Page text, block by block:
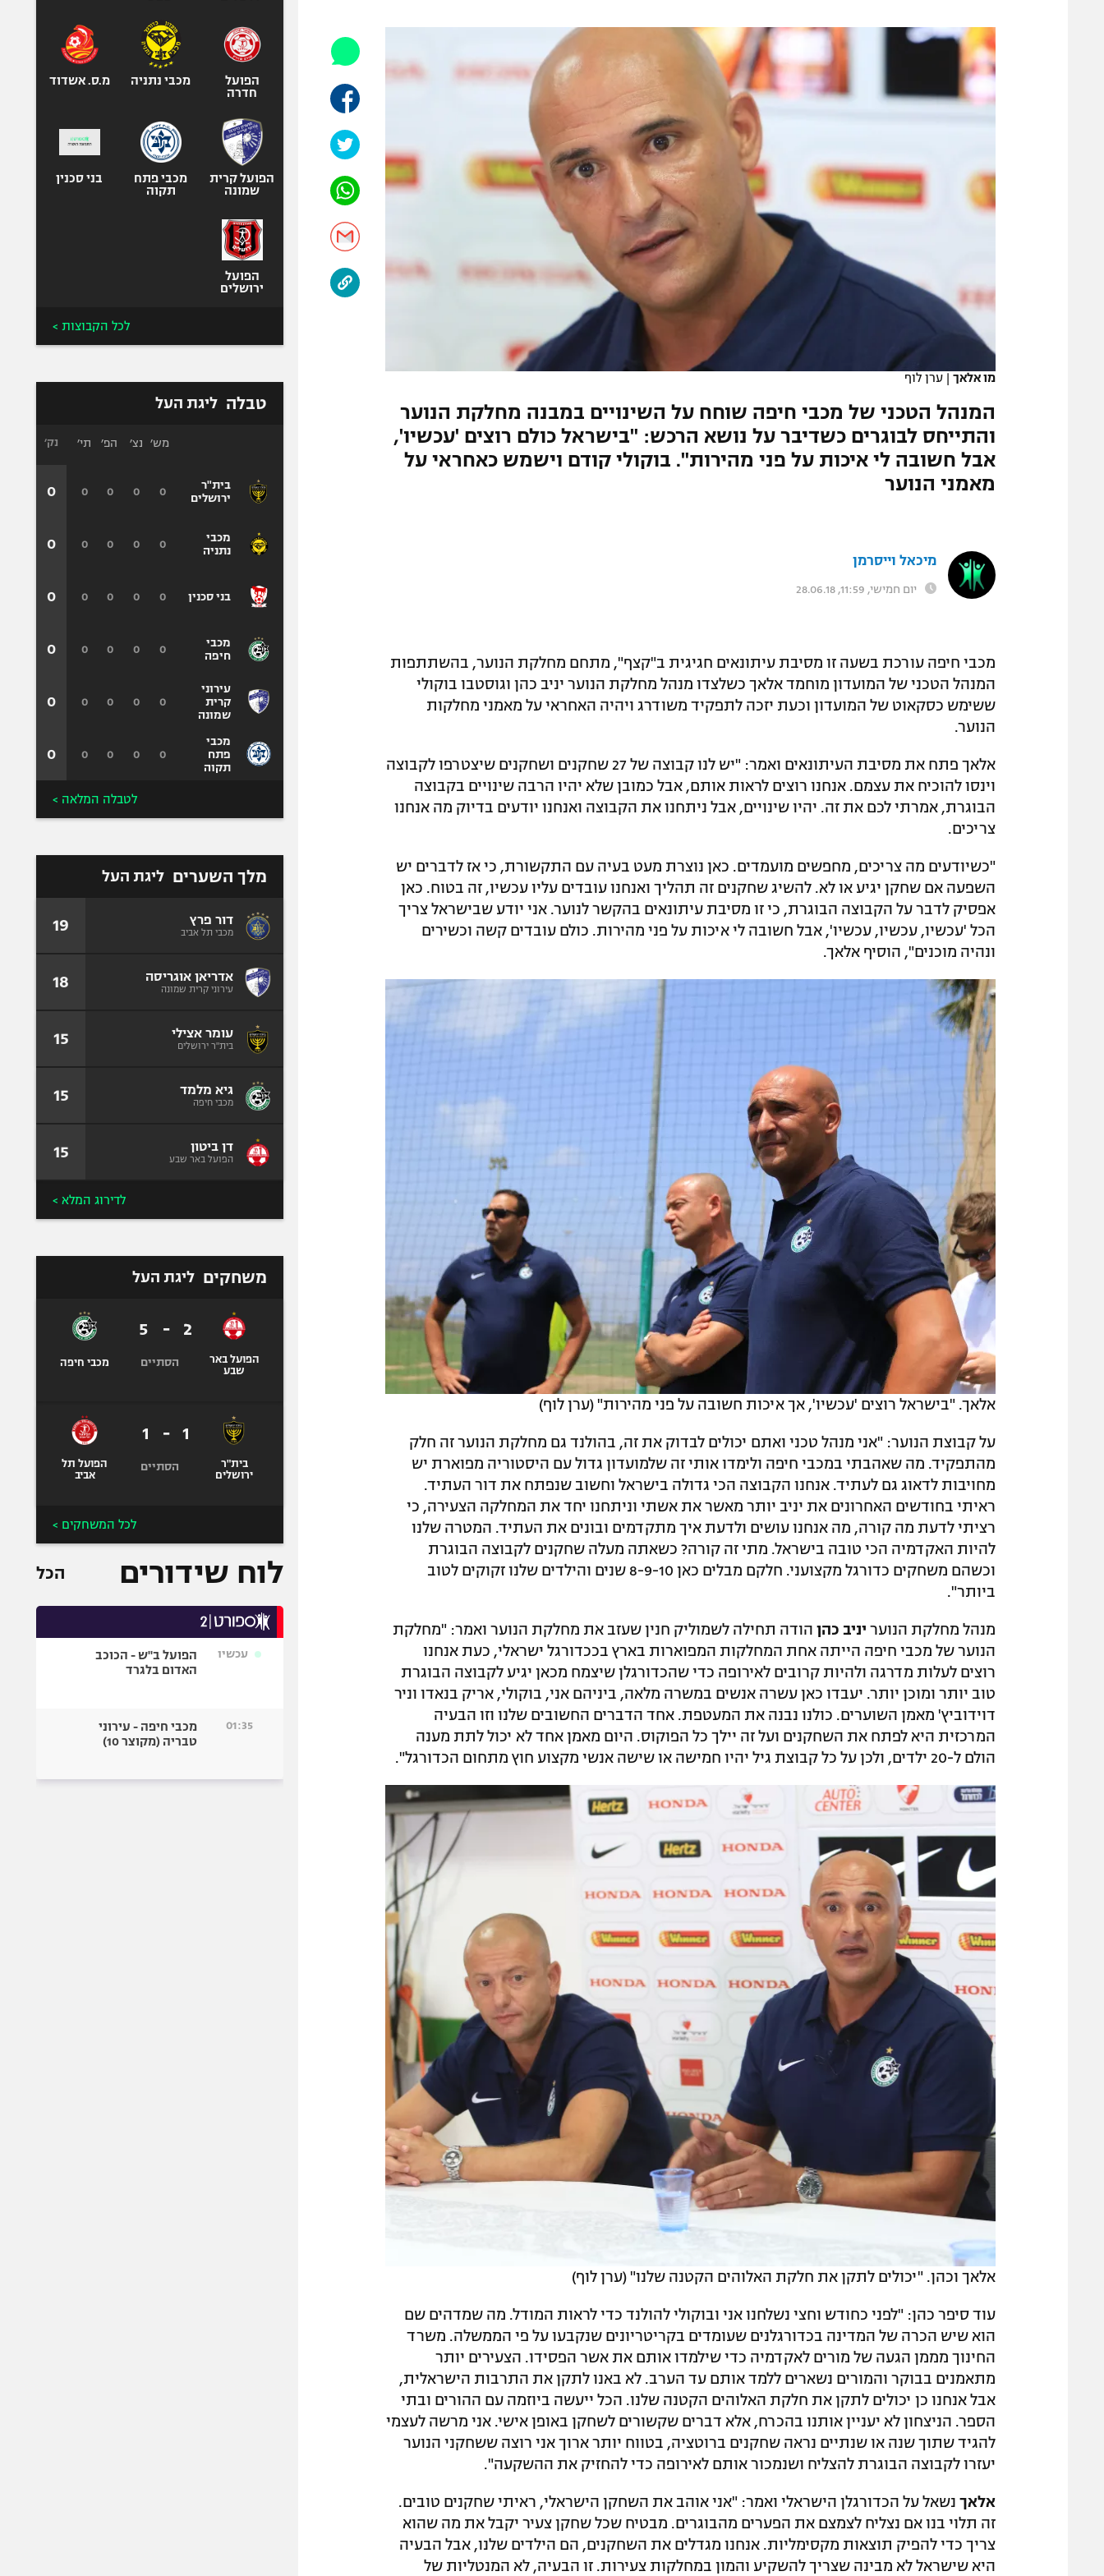
תקנון משתתפים וזוכים בפרסים
תקנון עבור פעילות אלקטרה
תקנון עבור פעילות ספורט 1 – "מרלן"
תנאי שימוש
מדיניות פרטיות
רשיון להקרנה פומבית לבית עסק
הצטרפות לחבילת הערוצים
לוח דרושים – ג'ובנט
תגיות
המגזין
הפועל תל אביב
הפועל חיפה
הפועל באר שבע
מכבי נתניה
בני יהודה
ליגה סינית
ליגה ברזילאית
ליגות נוספות
אופניים
ספורט מוטורי
כדורמים
בייסבול MLB
ספורט אתגרי
אומנויות לחימה
מו אלאך | ערן לוף
המנהל הטכני של מכבי חיפה שוחח על השינויים במבנה מחלקת הנוער
והתייחס לבוגרים כשדיבר על נושא הרכש: "בישראל כולם רוצים 'עכשיו',
אבל חשובה לי איכות על פני מהירות". בוקולי קודם וישמש כאחראי על
מאמני הנוער
מיכאל וייסרמן
יום חמישי, 11:59, 28.06.18
מכבי חיפה עורכת בשעה זו מסיבת עיתונאים חגיגית ב"קצף", מתחם מחלקת הנוער, בהשתתפות
המנהל הטכני של המועדון מוחמד אלאך כשלצדו מנהל מחלקת הנוער יניב כהן וגוסטבו בוקולי
ששימש כסקאוט של המועדון וכעת יזכה לתפקיד משודרג ויהיה האחראי על מאמני מחלקות
הנוער.
אלאך פתח את מסיבת העיתונאים ואמר: "יש לנו קבוצה של 27 שחקנים ושחקנים שיצטרפו לקבוצה
וינסו להוכיח את עצמם. אנחנו רוצים לראות אותם, אבל כמובן שלא יהיו הרבה שינויים בקבוצה
הבוגרת, אמרתי לכם את זה. יהיו שינויים, אבל ניתחנו את הקבוצה ואנחנו יודעים בדיוק מה אנחנו
צריכים.
"כשיודעים מה צריכים, מחפשים מועמדים. כאן נוצרת מעט בעיה עם התקשורת, כי אז לדברים יש
השפעה אם שחקן יגיע או לא. להשיג שחקנים זה תהליך ואנחנו עובדים עליו עכשיו, זה בטוח. כאן
אפסיק לדבר על הקבוצה הבוגרת, כי זו מסיבת עיתונאים בהקשר לנוער. אני יודע שבישראל צריך
הכל 'עכשיו, עכשיו, עכשיו', אבל חשובה לי איכות על פני מהירות. כולם עובדים קשה וכשירים
ונהיה מוכנים", הוסיף אלאך.
אלאך. "בישראל רוצים 'עכשיו', אך איכות חשובה על פני מהירות" (ערן לוף)
על קבוצת הנוער: "אני מנהל טכני ואתם יכולים לבדוק את זה, בהולנד גם מחלקת הנוער זה חלק
מהתפקיד. מה שאהבתי במכבי חיפה ולימדו אותי זה שלמועדון גדול עם היסטוריה מפוארת יש
מחויבות לדאוג גם לעתיד. אנחנו הקבוצה הכי גדולה בישראל וחשוב שנפתח את דור העתיד.
ראיתי בחודשים האחרונים את יניב יותר מאשר את אשתי וניתחנו יחד את המחלקה הצעירה, כי
רציתי לדעת מה קורה, מה אנחנו עושים ולדעת איך מתקדמים ובונים את העתיד. המטרה שלנו
להיות האקדמיה הכי טובה בישראל. מתי זה קורה? כשאתה מעלה שחקנים לקבוצה הבוגרת
וכשהם משחקים כדורגל מקצועני. חלקם מבלים כאן 8-9-10 שנים והילדים שלנו זקוקים לטוב
ביותר".
מנהל מחלקת הנוער יניב כהן הודה תחילה לשמוליק חנין שעזב את מחלקת הנוער ואמר: "מחלקת
הנוער של מכבי חיפה הייתה אחת המחלקות המפוארות בארץ בככדורגל ישראלי, כעת אנחנו
רוצים לעלות מדרגה ולהיות קרובים לאירופה כדי שהכדורגלן שיצמח מכאן יגיע לקבוצה הבוגרת
טוב יותר ומוכן יותר. יעבדו כאן עשרה אנשים במשרה מלאה, ביניהם אני, בוקולי, אריק בנאדו וניר
דוידוביץ' מאמן השוערים. כולנו נבנה את המעטפת. אחד הדברים החשובים שלנו וזו הבעיה
המרכזית היא לפתח את השחקנים ועל זה יילך כל הפוקוס. היום מאמן אחד לא יכול לתת מענה
הולם ל-20 ילדים, ולכן על כל קבוצת גיל יהיו חמישה או שישה אנשי מקצוע חוץ מתחום הכדורגל".
אלאך וכהן. "יכולים לתקן את חלקת האלוהים הקטנה שלנו" (ערן לוף)
עוד סיפר כהן: "לפני כחודש וחצי נשלחנו אני ובוקולי להולנד כדי לראות המודל. מה שמדהים שם
הוא שיש הכרה של המדינה בכדורגלנים שעומדים בקריטריונים שנקבעו על פי הממשלה. משרד
החינוך מממן הגעה של מורים לאקדמיה כדי שילמדו אותם את אשר הפסידו. הצעירים יותר
מתאמנים בבוקר והמורים נשארים ללמד אותם עד הערב. לא באנו לתקן את התרבות הישראלית,
אבל אנחנו כן יכולים לתקן את חלקת האלוהים הקטנה שלנו. הכל ייעשה ביוזמה עם ההורים ובתי
הספר. הניצחון לא יעניין אותנו בהכרח, אלא דברים שקשורים לשחקן באופן אישי. אני מרשה לעצמי
להגיד שתוך שנה או שנתיים נראה שחקנים ברוטציה, בטווח יותר ארוך אני רוצה ששחקני הנוער
יעזרו לקבוצה הבוגרת להצליח ושנמכור אותם לאירופה כדי להחזיק את ההשקעה".
אלאך נשאל על הכדורגלן הישראלי ואמר: "אני אוהב את השחקן הישראלי, ראיתי שחקנים טובים.
זה תלוי בנו אם נצליח לצמצם את הפערים מהבוגרים. מבטיח שכל שחקן צעיר יקבל את מה שהוא
צריך כדי להפיק תוצאות מקסימליות. אנחנו מגדלים את השחקנים, הם הילדים שלנו, אבל הבעיה
היא שישראל לא מבינה שצריך להשקיע והמון במחלקות צעירות. זו הבעיה, לא המנטליות של
הפועל
חדרה
מכבי נתניה מ.ס. אשדוד
הפועל קרית
שמונה
מכבי פתח
תקוה
בני סכנין
הפועל
ירושלים
לכל הקבוצות >
טבלה ליגת העל
בית"ר
ירושלים
מכבי
נתניה
בני סכנין
מכבי
חיפה
עירוני
קרית
שמונה
מכבי
פתח
תקוה
מש׳ נצ׳ הפ׳ תי׳
0
0
0
0
0
0
0
0
0
0
0
0
0
0
0
0
0
0
0
0
0
0
0
0
נק׳
0
0
0
0
0
0
לטבלה המלאה >
מלך השערים ליגת העל
דור פרץ
מכבי תל אביב 19
אדריאן אוגריסה
עירוני קרית שמונה 18
עומר אצילי
בית"ר ירושלים 15
גיא מלמד
מכבי חיפה 15
דן ביטון
הפועל באר שבע 15
לדירוג המלא >
משחקים ליגת העל
הפועל באר
שבע
2
-
5
הסתיים מכבי חיפה
בית"ר
ירושלים
1
-
1
הסתיים
הפועל תל
אביב
לכל המשחקים >
לוח שידורים הכל
עכשיו
הפועל ב"ש - הכוכב
האדום בלגרד
01:35
מכבי חיפה - עירוני
טבריה (מקוצר 10)